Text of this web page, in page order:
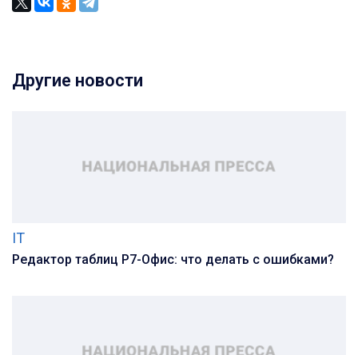
Другие новости
IT
Редактор таблиц Р7-Офис: что делать с ошибками?